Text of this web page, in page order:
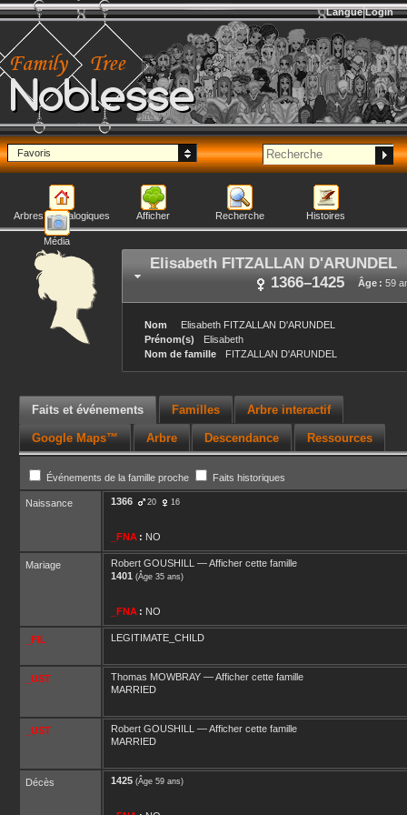
Noblesse
Langue Login
Favoris
Arbres généalogiques Afficher Recherche Histoires
Média
Elisabeth FITZALLAN D'ARUNDEL
Âge : 59
1366–1425
Nom Elisabeth FITZALLAN D'ARUNDEL
Prénom(s)
Elisabeth
Nom de famille
FITZALLAN D'ARUNDEL
Faits et événements Familles Arbre interactif
Google Maps™ Arbre Descendance Ressources
Événements de la famille proche Faits historiques
Naissance 1366 20 16
_FNA : NO
Mariage Robert GOUSHILL —Afficher cette famille
1401 (Âge 35 ans)
_FNA : NO
_FIL LEGITIMATE_CHILD
_UST Thomas MOWBRAY —Afficher cette famille
MARRIED
_UST Robert GOUSHILL —Afficher cette famille
MARRIED
Décès 1425 (Âge 59 ans)